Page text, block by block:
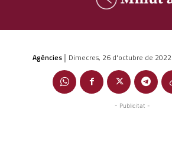
Agències | Dimecres, 26 d'octubre de 2022
- Publicitat -